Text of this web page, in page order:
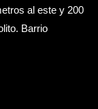
al este y 200
Barrio